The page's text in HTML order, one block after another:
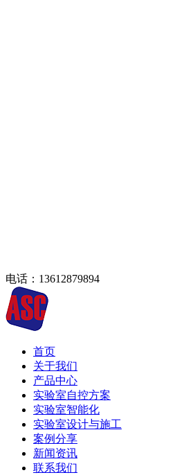
电话：13612879894
首页
关于我们
产品中心
实验室自控方案
实验室智能化
实验室设计与施工
案例分享
新闻资讯
联系我们